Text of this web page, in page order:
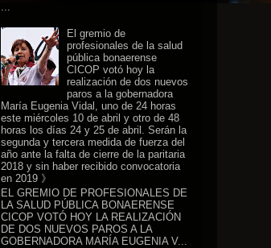
El gremio de
profesionales de la salud
pública bonaerense
CICOP votó hoy la
realización de dos nuevos
paros a la gobernadora
María Eugenia Vidal, uno de 24 horas
este miércoles 10 de abril y otro de 48
horas los días 24 y 25 de abril. Serán la
segunda y tercera medida de fuerza del
año ante la falta de cierre de la paritaria
2018 y sin haber recibido convocatoria
en 2019 》
EL GREMIO DE PROFESIONALES DE
LA SALUD PÚBLICA BONAERENSE
CICOP VOTÓ HOY LA REALIZACIÓN
DE DOS NUEVOS PAROS A LA
GOBERNADORA MARÍA EUGENIA V...